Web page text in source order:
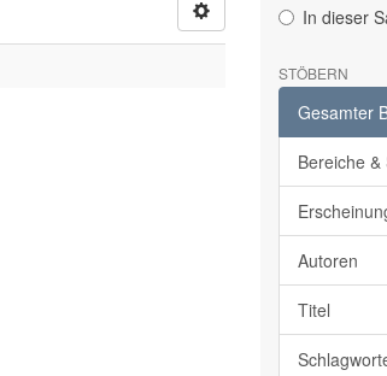
In dieser
STÖBERN
Gesamter
Bereiche
Autoren
Titel